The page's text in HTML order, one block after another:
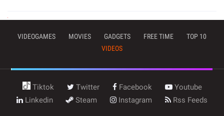
VIDEOGAMES MOVIES GADGETS FREE TIME
TOP 10
VIDEOS
Tiktok Twitter Facebook
Youtube
Linkedin
Steam Instagram Rss Feeds